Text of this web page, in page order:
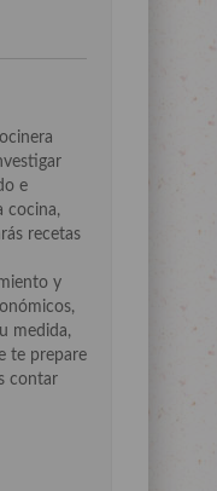
e
cocina,
recetas
y
medida,
te prepare
contar